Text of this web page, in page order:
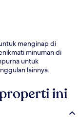
menginap di
minuman di
untuk
lainnya.
ini